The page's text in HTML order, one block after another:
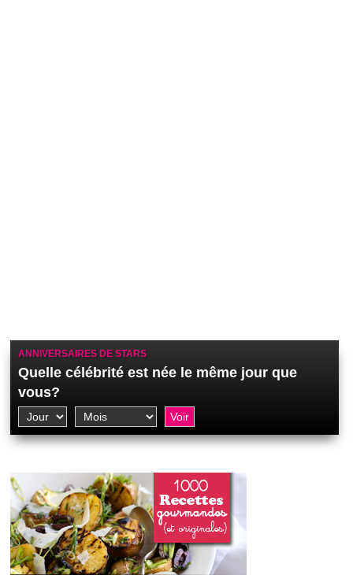
ANNIVERSAIRES DE STARS
Quelle célébrité est née le même jour que
vous?